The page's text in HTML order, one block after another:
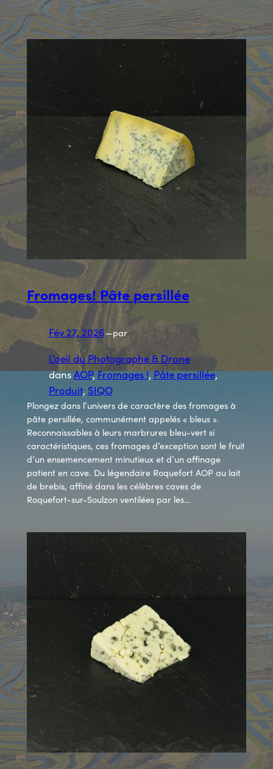
Fromages! Pâte persillée
Fév 27, 2026—par
L’oeil du Photographe & Drone
dansAOP, Fromages !, Pâte persillée,
Produit, SIQO
Plongez dans l’univers de caractère des fromages à
pâte persillée, communément appelés « bleus ».
Reconnaissables à leurs marbrures bleu-vert si
caractéristiques, ces fromages d’exception sont le fruit
d’un ensemencement minutieux et d’un affinage
patient en cave. Du légendaire Roquefort AOP au lait
de brebis, affiné dans les célèbres caves de
Roquefort-sur-Soulzon ventilées par les…